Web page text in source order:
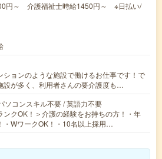
円～ 介護福祉士時給1450円～ ※日払い/
ションのような施設で働けるお仕事です！で
設が多く、利用者さんの要介護度も…
ソコンスキル不要 / 英語力不要
ンクOK！＞介護の経験をお持ちの方！・年
・WワークOK！・10名以上採用…